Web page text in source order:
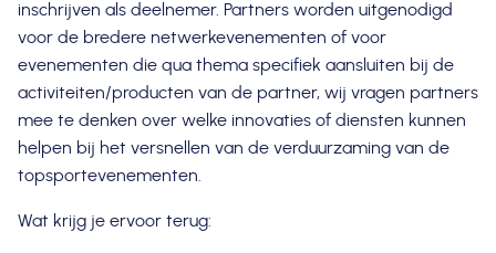
inschrijven als deelnemer. Partners worden uitgenodigd
voor de bredere netwerkevenementen of voor
evenementen die qua thema specifiek aansluiten bij de
activiteiten/producten van de partner, wij vragen partners
mee te denken over welke innovaties of diensten kunnen
helpen bij het versnellen van de verduurzaming van de
topsportevenementen.
Wat krijg je ervoor terug: